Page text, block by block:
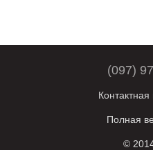
(097)
Полная
©